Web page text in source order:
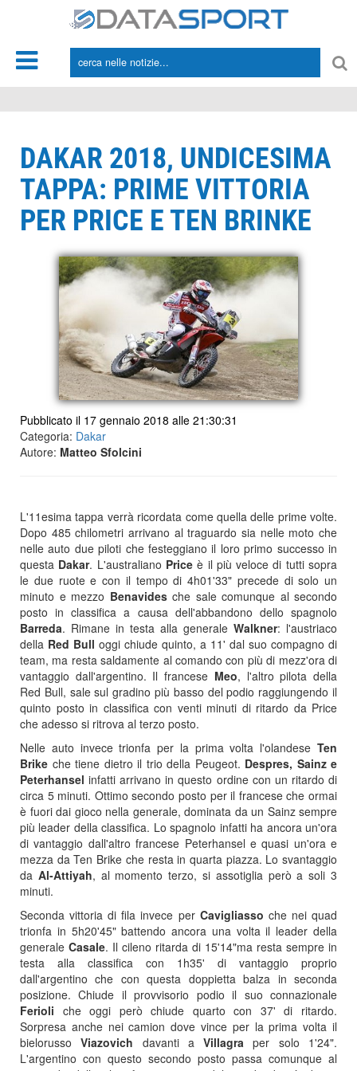
DAKAR 2018, UNDICESIMA
TAPPA: PRIME VITTORIA
PER PRICE E TEN BRINKE
Pubblicato il 17 gennaio 2018 alle 21:30:31
Categoria: Dakar
Autore: Matteo Sfolcini
L'11esima tappa verrà ricordata come quella delle prime volte.
Dopo 485 chilometri arrivano al traguardo sia nelle moto che
nelle auto due piloti che festeggiano il loro primo successo in
questa Dakar. L'australiano Priceè il più veloce di tutti sopra
le due ruote e con il tempo di 4h01'33" precede di solo un
minuto e mezzo Benavidesche sale comunque al secondo
posto in classifica a causa dell'abbandono dello spagnolo
Barreda. Rimane in testa alla generale Walkner: l'austriaco
della Red Bull oggi chiude quinto, a 11' dal suo compagno di
team, ma resta saldamente al comando con più di mezz'ora di
vantaggio dall'argentino. Il francese Meo, l'altro pilota della
Red Bull, sale sul gradino più basso del podio raggiungendo il
quinto posto in classifica con venti minuti di ritardo da Price
che adesso si ritrova al terzo posto.
Nelle auto invece trionfa per la prima volta l'olandese Ten
Brike che tiene dietro il trio della Peugeot. Despres, Sainz e
Peterhansel infatti arrivano in questo ordine con un ritardo di
circa 5 minuti. Ottimo secondo posto per il francese che ormai
è fuori dai gioco nella generale, dominata da un Sainz sempre
più leader della classifica. Lo spagnolo infatti ha ancora un'ora
di vantaggio dall'altro francese Peterhansel e quasi un'ora e
mezza da Ten Brike che resta in quarta piazza. Lo svantaggio
da Al-Attiyah, al momento terzo, si assotiglia però a soli 3
minuti.
Seconda vittoria di fila invece per Cavigliasso che nei quad
trionfa in 5h20'45" battendo ancora una volta il leader della
generale Casale. Il cileno ritarda di 15'14"ma resta sempre in
testa alla classifica con 1h35' di vantaggio proprio
dall'argentino che con questa doppietta balza in seconda
posizione. Chiude il provvisorio podio il suo connazionale
Ferioli che oggi però chiude quarto con 37' di ritardo.
Sorpresa anche nei camion dove vince per la prima volta il
bielorussoViazovich davanti aVillagra per solo 1'24".
L'argentino con questo secondo posto passa comunque al